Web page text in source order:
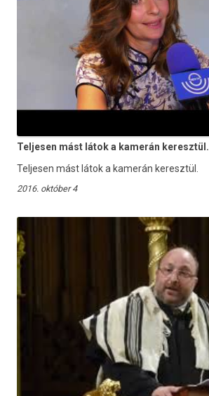
Teljesen mást látok a kamerán keresztül.
Teljesen mást látok a kamerán keresztül.
2016. október 4